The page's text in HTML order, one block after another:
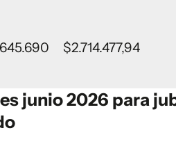
$2.714.477,94
junio 2026 para